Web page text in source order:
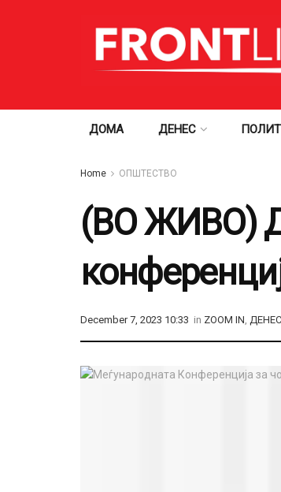
ДОМА ДЕНЕС
Home ОПШТЕСТВО
(ВО ЖИВО)
December 7, 2023 10:33 in ZOOM IN, ДЕНЕС